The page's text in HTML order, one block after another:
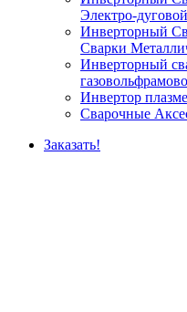
Электро-
Инверторный
Сварки
Инверторный
Инвертор
Сварочные
Заказать!